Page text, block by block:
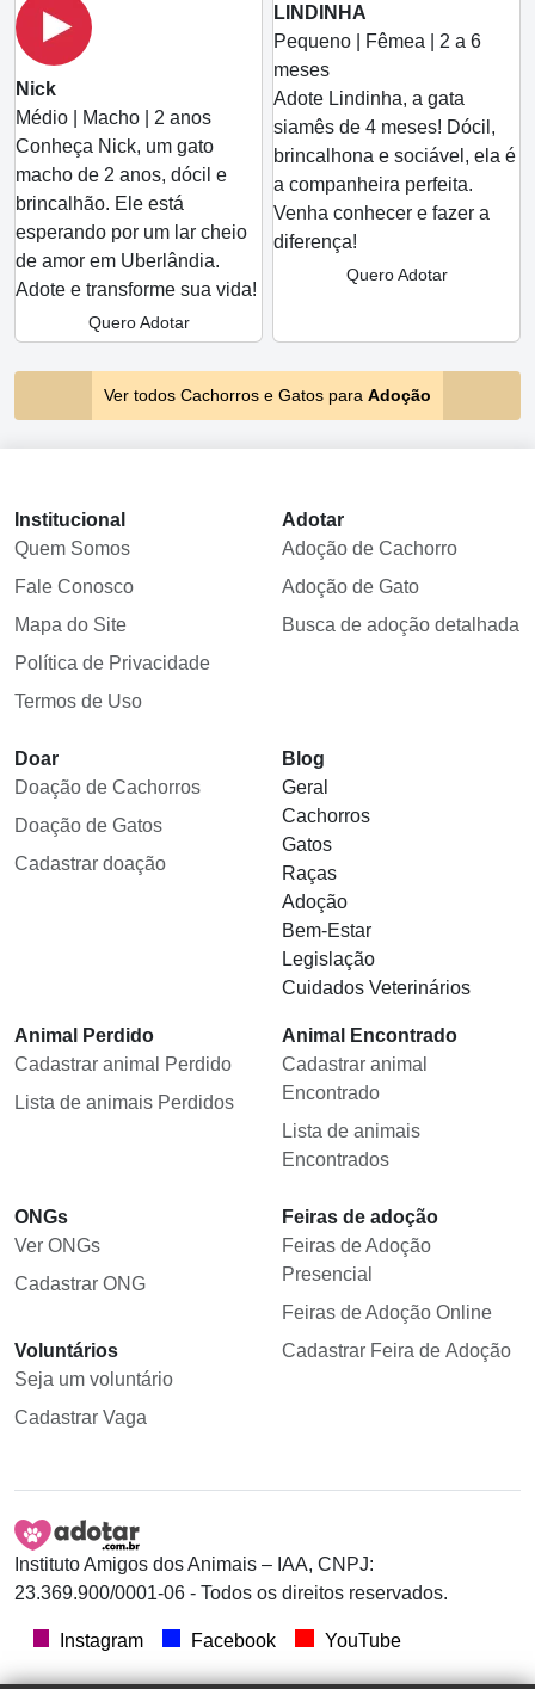
Nick
Médio | Macho | 2 anos
Conheça Nick, um gato
macho de 2 anos, dócil e
brincalhão. Ele está
esperando por um lar cheio
de amor em Uberlândia.
Adote e transforme sua vida!
Quero Adotar
LINDINHA
Pequeno | Fêmea | 2 a 6
meses
Adote Lindinha, a gata
siamês de 4 meses! Dócil,
brincalhona e sociável, ela é
a companheira perfeita.
Venha conhecer e fazer a
diferença!
Quero Adotar
Ver todos Cachorros e Gatos para Adoção
Institucional
Quem Somos
Fale Conosco
Mapa do Site
Política de Privacidade
Termos de Uso
Adotar
Adoção de Cachorro
Adoção de Gato
Busca de adoção detalhada
Doar
Doação de Cachorros
Doação de Gatos
Cadastrar doação
Blog
Geral
Cachorros
Gatos
Raças
Adoção
Bem-Estar
Legislação
Cuidados Veterinários
Animal Perdido
Cadastrar animal Perdido
Lista de animais Perdidos
Animal Encontrado
Cadastrar animal
Encontrado
Lista de animais
Encontrados
ONGs
Ver ONGs
Cadastrar ONG
Voluntários
Seja um voluntário
Cadastrar Vaga
Feiras de adoção
Feiras de Adoção
Presencial
Feiras de Adoção Online
Cadastrar Feira de Adoção
Instituto Amigos dos Animais – IAA, CNPJ:
23.369.900/0001-06 - Todos os direitos reservados.
Instagram Facebook YouTube